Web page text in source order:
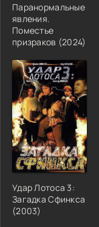
Паранормальные
явления.
Поместье
призраков (2024)
Удар Лотоса 3:
Загадка Сфинкса
(2003)